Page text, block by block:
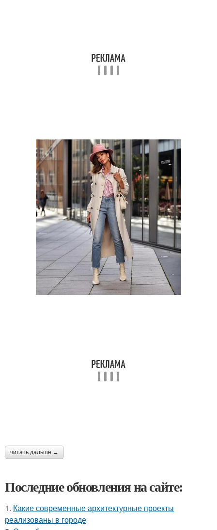
читать дальше →
Последние обновления на сайте:
1. Какие современные архитектурные проекты
реализованы в городе